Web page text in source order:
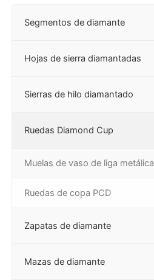
Segmentos de diamante
Hojas de sierra diamantadas
Sierras de hilo diamantado
Ruedas Diamond Cup
Muelas de vaso de liga metálica
Ruedas de copa PCD
Zapatas de diamante
Mazas de diamante